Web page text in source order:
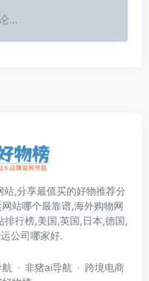
...
,分享最值买的好物推荐分
站哪个最靠谱,海外购物网
行榜,美国,英国,日本,德国,
公司哪家好.
非猪ai导航
跨境电商